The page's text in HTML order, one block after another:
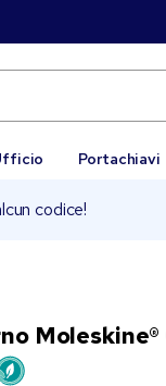
Portachiavi
codice!